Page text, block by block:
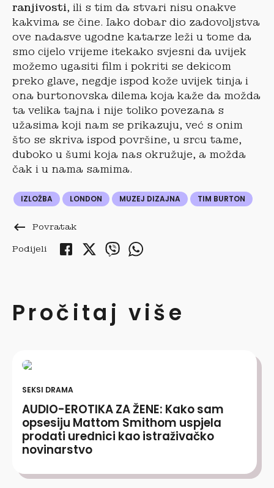
ranjivosti, ili s tim da stvari nisu onakve
kakvima se čine. Iako dobar dio zadovoljstva
ove nadasve ugodne katarze leži u tome da
smo cijelo vrijeme itekako svjesni da uvijek
možemo ugasiti film i pokriti se dekicom
preko glave, negdje ispod kože uvijek tinja i
ona burtonovska dilema koja kaže da možda
ta velika tajna i nije toliko povezana s
užasima koji nam se prikazuju, već s onim
što se skriva ispod površine, u srcu tame,
duboko u šumi koja nas okružuje, a možda
čak i u nama samima.
IZLOŽBA LONDON MUZEJ DIZAJNA TIM BURTON
keyboard_backspace Povratak
Podijeli
Pročitaj više
SEKSI DRAMA
AUDIO-EROTIKA ZA ŽENE: Kako sam
opsesiju Mattom Smithom uspjela
prodati urednici kao istraživačko
novinarstvo